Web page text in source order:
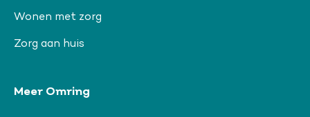
Wonen met zorg
Zorg aan huis
Meer Omring